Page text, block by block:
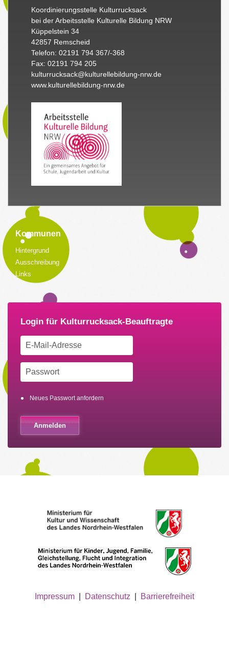
Koordinierungsstelle Kulturrucksack
bei der Arbeitsstelle Kulturelle Bildung NRW
Küppelstein 34
42857 Remscheid
Telefon: 02191 794 367/-368
Fax: 02191 794 205
kulturrucksack@kulturellebildung-nrw.de
www.kulturellebildung-nrw.de
Kommunen
Hintergrund
Ausschreibung
Links
Neues Passwort anfordern
Impressum Datenschutz Barrierefreiheit